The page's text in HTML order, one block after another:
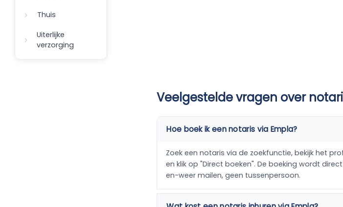
Thuis
Uiterlijke
verzorging
Veelgestelde vragen over
Hoe boek ik een notaris via Empla?
Zoek een notaris via de zoekfunctie, bekijk het
en klik op "Direct boeken". De boeking wordt
en-weer mailen, geen tussenpersoon.